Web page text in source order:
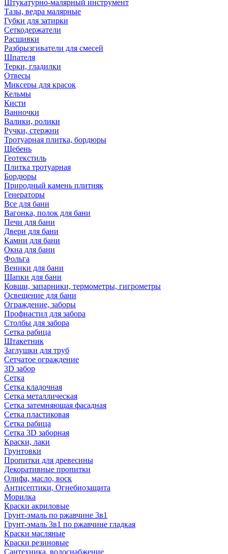
Штукатурно-малярный инструмент
Тазы, ведра малярные
Губки для затирки
Сеткодержатели
Расшивки
Разбрызгиватели для смесей
Шпателя
Терки, гладилки
Отвесы
Миксеры для красок
Кельмы
Кисти
Ванночки
Валики, ролики
Ручки, стержни
Тротуарная плитка, бордюры
Щебень
Геотекстиль
Плитка тротуарная
Бордюры
Природный камень плитняк
Генераторы
Все для бани
Вагонка, полок для бани
Печи для бани
Двери для бани
Камни для бани
Окна для бани
Фольга
Веники для бани
Шапки для бани
Ковши, запарники, термометры, гигрометры
Освещение для бани
Ограждение, заборы
Профнастил для забора
Столбы для забора
Сетка рабица
Штакетник
Заглушки для труб
Сетчатое ограждение
3D забор
Сетка
Сетка кладочная
Сетка металлическая
Сетка затемняющая фасадная
Сетка пластиковая
Сетка рабица
Сетка 3D заборная
Краски, лаки
Грунтовки
Пропитки для древесины
Декоративные пропитки
Олифа, масло, воск
Антисептики, Огнебиозащита
Морилка
Краски акриловые
Грунт-эмаль по ржавчине 3в1
Грунт-эмаль 3в1 по ржавчине гладкая
Краски масляные
Краски резиновые
Сантехника, водоснабжение